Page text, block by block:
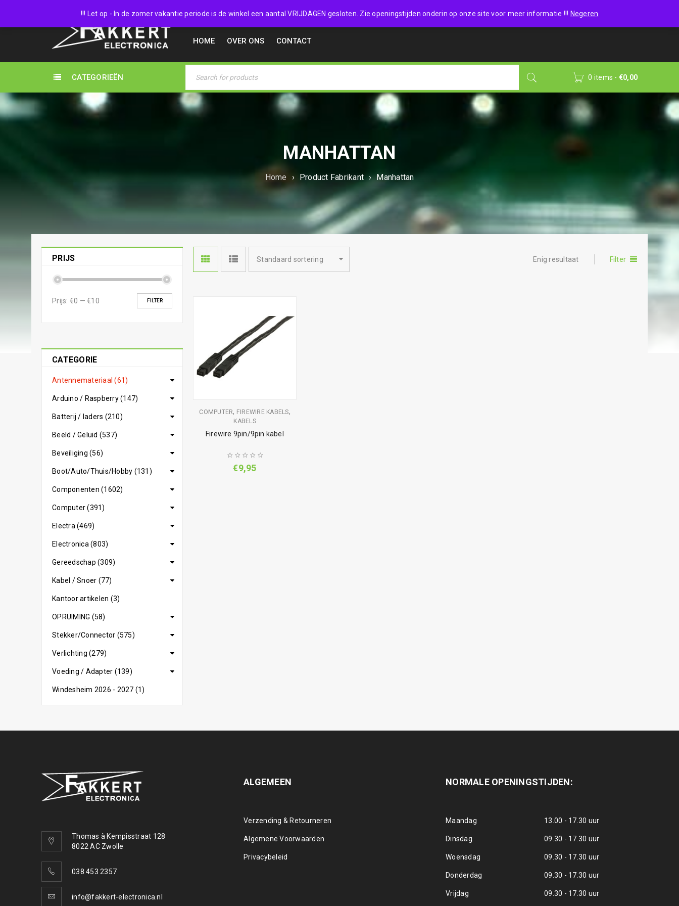
!!! Let op - In de zomer vakantie periode is de winkel een aantal VRIJDAGEN gesloten. Zie openingstijden onderin op onze site voor meer informatie !!! Negeren
038 4532357 Wishlist (0)
HOME OVER ONS CONTACT
CATEGORIEËN 0 items - €0,00
MANHATTAN
Home › Product Fabrikant › Manhattan
PRIJS
FILTER
Prijs: €0 — €10
CATEGORIE
Antennemateriaal (61)
Arduino / Raspberry (147)
Batterij / laders (210)
Beeld / Geluid (537)
Beveiliging (56)
Boot/Auto/Thuis/Hobby (131)
Componenten (1602)
Computer (391)
Electra (469)
Electronica (803)
Gereedschap (309)
Kabel / Snoer (77)
Kantoor artikelen (3)
OPRUIMING (58)
Stekker/Connector (575)
Verlichting (279)
Voeding / Adapter (139)
Windesheim 2026 - 2027 (1)
Filter
Enig resultaat
Standaard sortering
COMPUTER, FIREWIRE KABELS,
KABELS
Firewire 9pin/9pin kabel
€9,95
Thomas à Kempisstraat 128
8022 AC Zwolle
038 453 2357
info@fakkert-electronica.nl
ALGEMEEN
Verzending & Retourneren
Algemene Voorwaarden
Privacybeleid
NORMALE OPENINGSTIJDEN:
Maandag 13.00 - 17.30 uur
Dinsdag 09.30 - 17.30 uur
Woensdag 09.30 - 17.30 uur
Donderdag 09.30 - 17.30 uur
Vrijdag 09.30 - 17.30 uur